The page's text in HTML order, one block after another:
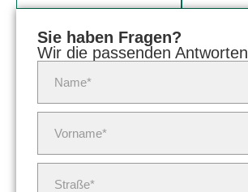
Sie haben Fragen?
Wir die passenden Antworten
Name*
Vorname*
Straße*